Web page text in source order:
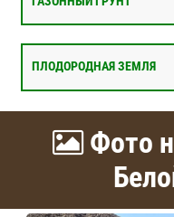
ПЛОДОРОДНАЯ ЗЕМЛЯ
Фото